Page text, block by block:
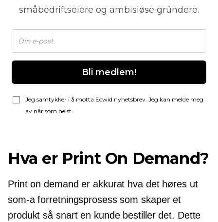
småbedriftseiere og ambisiøse gründere.
Bli medlem!
Jeg samtykker i å motta Ecwid nyhetsbrev. Jeg kan melde meg
av når som helst.
Hva er Print On Demand?
Print on demand er akkurat hva det høres ut
som-aforretningsprosess som skaper et
produkt så snart en kunde bestiller det. Dette